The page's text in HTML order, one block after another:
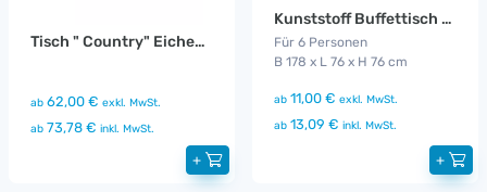
Tisch " Country" Eichenoptik
ab 62,00 € exkl. MwSt.
ab 73,78 € inkl. MwSt.
+
Kunststoff Buffettisch rechteckig 1,78 m
Für 6 Personen
B 178 x L 76 x H 76 cm
ab 11,00 € exkl. MwSt.
ab 13,09 € inkl. MwSt.
+